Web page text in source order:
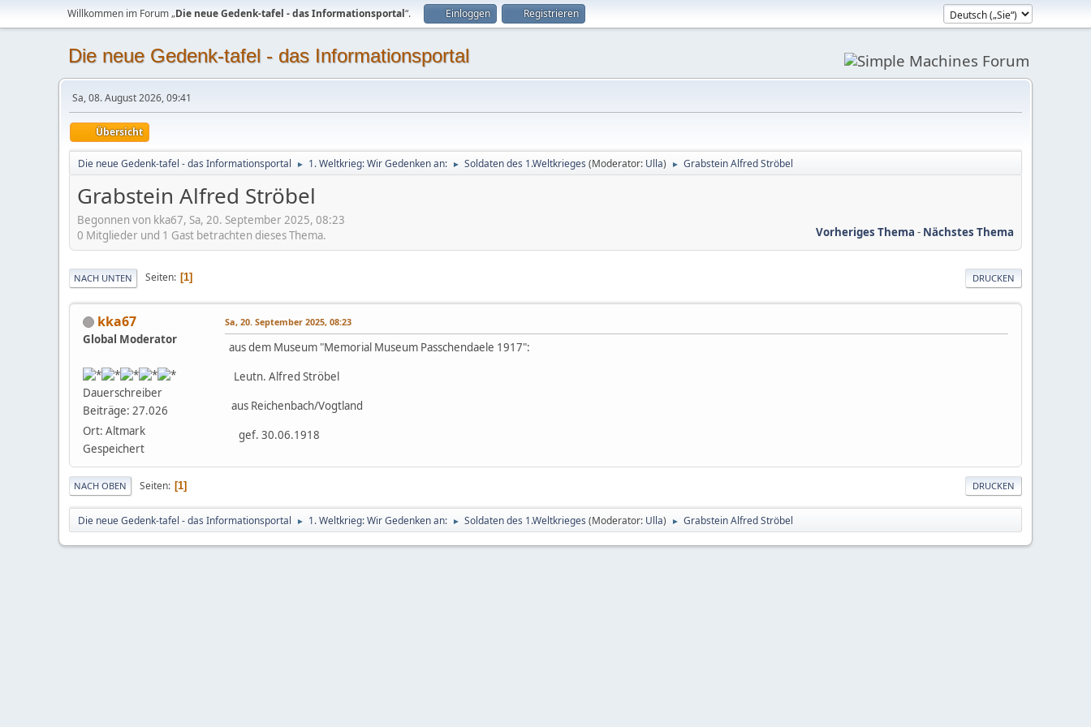
Willkommen im Forum „Die neue Gedenk-tafel - das Informationsportal“. Einloggen Registrieren
Die neue Gedenk-tafel - das Informationsportal
Sa, 08. August 2026, 09:41
Übersicht
Die neue Gedenk-tafel - das Informationsportal ► 1. Weltkrieg: Wir Gedenken an: ► Soldaten des 1.Weltkrieges (Moderator: Ulla) ► Grabstein Alfred Ströbel
Grabstein Alfred Ströbel
Begonnen von kka67, Sa, 20. September 2025, 08:23
Vorheriges Thema - Nächstes Thema
0 Mitglieder und 1 Gast betrachten dieses Thema.
DRUCKEN
NACH UNTEN Seiten 1
kka67
Global Moderator
Dauerschreiber
Beiträge: 27.026
Ort: Altmark
Gespeichert
Sa, 20. September 2025, 08:23
aus dem Museum "Memorial Museum Passchendaele 1917":
Leutn. Alfred Ströbel
aus Reichenbach/Vogtland
gef. 30.06.1918
DRUCKEN
NACH OBEN Seiten 1
Die neue Gedenk-tafel - das Informationsportal ► 1. Weltkrieg: Wir Gedenken an: ► Soldaten des 1.Weltkrieges (Moderator: Ulla) ► Grabstein Alfred Ströbel